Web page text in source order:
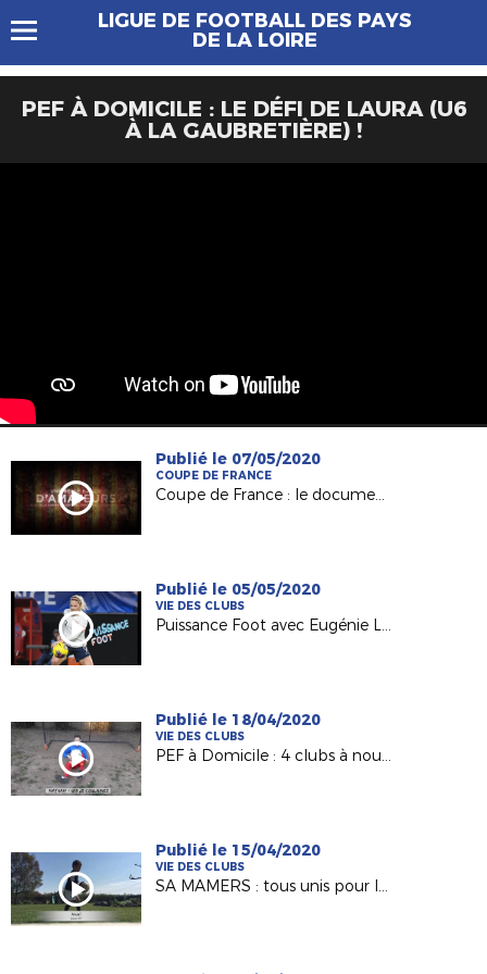
LIGUE DE FOOTBALL DES PAYS
DE LA LOIRE
PEF À DOMICILE : LE DÉFI DE LAURA (U6
À LA GAUBRETIÈRE) !
Publié le 07/05/2020
COUPE DE FRANCE
Coupe de France : le documentaire sur l'épopée de Calais en 2000
Publié le 05/05/2020
VIE DES CLUBS
Puissance Foot avec Eugénie Le Sommer
Publié le 18/04/2020
VIE DES CLUBS
PEF à Domicile : 4 clubs à nouveau représentés !
Publié le 15/04/2020
VIE DES CLUBS
SA MAMERS : tous unis pour les 100 ans !